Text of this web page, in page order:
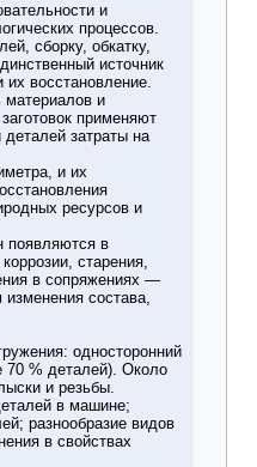
и
процессов.
сборку, обкатку,
источник
восстановление.
материалов и
применяют
затраты на
и их
ресурсов и
появляются в
старения,
в сопряжениях —
состава,
односторонний
70 % деталей). Около
и резьбы.
в машине;
разнообразие видов
в свойствах